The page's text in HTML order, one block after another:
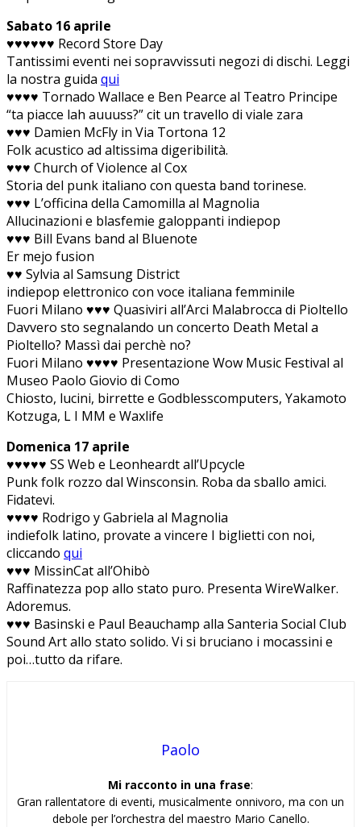
Sabato 16 aprile
♥♥♥♥♥♥ Record Store Day
Tantissimi eventi nei sopravvissuti negozi di dischi. Leggi
la nostra guida qui
♥♥♥♥ Tornado Wallace e Ben Pearce al Teatro Principe
“ta piacce lah auuuss?” cit un travello di viale zara
♥♥♥ Damien McFly in Via Tortona 12
Folk acustico ad altissima digeribilità.
♥♥♥ Church of Violence al Cox
Storia del punk italiano con questa band torinese.
♥♥♥ L’officina della Camomilla al Magnolia
Allucinazioni e blasfemie galoppanti indiepop
♥♥♥ Bill Evans band al Bluenote
Er mejo fusion
♥♥ Sylvia al Samsung District
indiepop elettronico con voce italiana femminile
Fuori Milano ♥♥♥ Quasiviri all’Arci Malabrocca di Pioltello
Davvero sto segnalando un concerto Death Metal a
Pioltello? Massì dai perchè no?
Fuori Milano ♥♥♥♥ Presentazione Wow Music Festival al
Museo Paolo Giovio di Como
Chiosto, lucini, birrette e Godblesscomputers, Yakamoto
Kotzuga, L I MM e Waxlife
Domenica 17 aprile
♥♥♥♥♥ SS Web e Leonheardt all’Upcycle
Punk folk rozzo dal Winsconsin. Roba da sballo amici.
Fidatevi.
♥♥♥♥ Rodrigo y Gabriela al Magnolia
indiefolk latino, provate a vincere I biglietti con noi,
cliccando qui
♥♥♥ MissinCat all’Ohibò
Raffinatezza pop allo stato puro. Presenta WireWalker.
Adoremus.
♥♥♥ Basinski e Paul Beauchamp alla Santeria Social Club
Sound Art allo stato solido. Vi si bruciano i mocassini e
poi…tutto da rifare.
Paolo
Mi racconto in una frase:
Gran rallentatore di eventi, musicalmente onnivoro, ma con un
debole per l’orchestra del maestro Mario Canello.